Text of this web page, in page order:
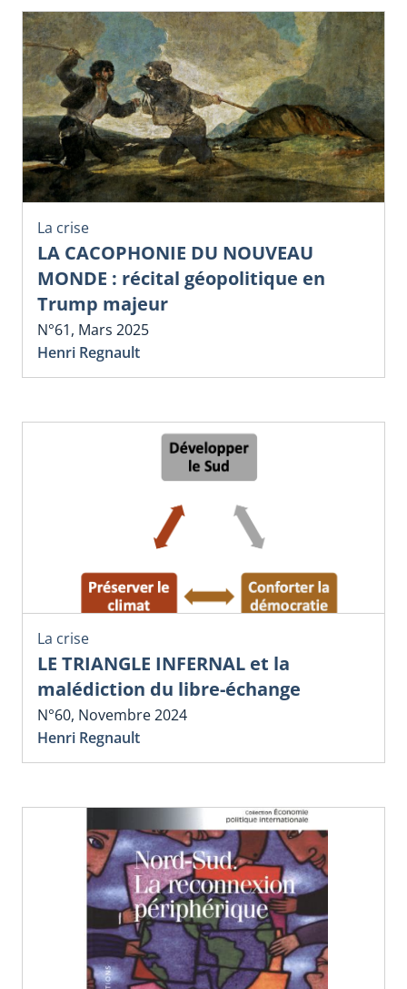
La crise
LA CACOPHONIE DU NOUVEAU
MONDE : récital géopolitique en
Trump majeur
N°61, Mars 2025
Henri Regnault
La crise
LE TRIANGLE INFERNAL et la
malédiction du libre-échange
N°60, Novembre 2024
Henri Regnault